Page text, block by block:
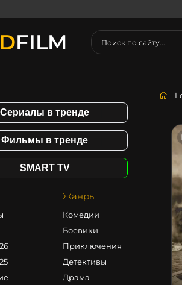
FILM
Сериалы в тренде
Фильмы в тренде
SMART TV
Жанры
Комедии
Боевики
Приключения
Детективы
Драма